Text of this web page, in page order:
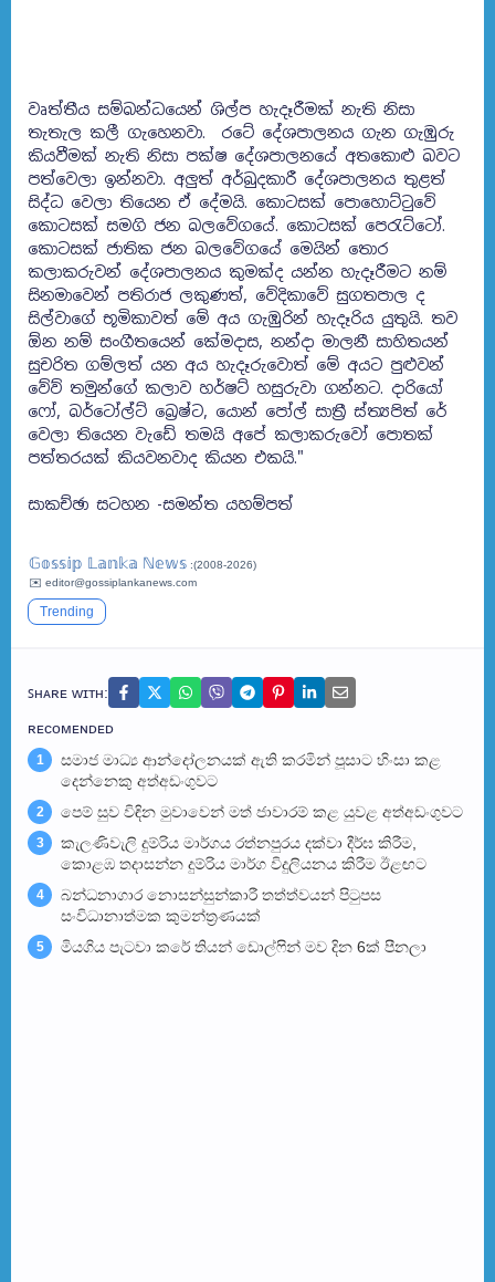
වෘත්තීය සම්බන්ධයෙන් ශිල්ප හැදෑරීමක් නැති නිසා
තැතැල කලී ගැහෙනවා. රටේ දේශපාලනය ගැන ගැඹුරු
කියවීමක් නැති නිසා පක්ෂ දේශපාලනයේ අතකොළු බවට
පත්වෙලා ඉන්නවා. අලුත් අර්බුදකාරී දේශපාලනය තුළත්
සිද්ධ වෙලා තියෙන ඒ දේමයි. කොටසක් පොහොට්ටුවේ
කොටසක් සමගි ජන බලවේගයේ. කොටසක් පෙරැට්ටෝ.
කොටසක් ජාතික ජන බලවේගයේ මෙයින් තොර
කලාකරුවන් දේශපාලනය කුමක්ද යන්න හැදෑරීමට නම්
සිනමාවෙන් පතිරාජ ලකුණත්, වේදිකාවේ සුගතපාල ද
සිල්වාගේ භූමිකාවත් මේ අය ගැඹුරින් හැදෑරිය යුතුයි. තව
ඕන නම් සංගීතයෙන් කේමදාස, නන්දා මාලනී සාහිතයන්
සුචරිත ගම්ලත් යන අය හැදෑරුවොත් මේ අයට පුළුවන්
වේව් තමුන්ගේ කලාව හර්ෂට් හසුරුවා ගන්නට. දාරියෝ
ෆෝ, බර්ටෝල්ට් බ්‍රෙෂ්ට, යොන් පෝල් සාත්‍රී ස්ත්‍යපිත් රේ
වෙලා තියෙන වැඩේ තමයි අපේ කලාකරුවෝ පොතක්
පත්තරයක් කියවනවාද කියන එකයි."
සාකච්ඡා සටහන -සමන්ත යහම්පත්
𝔾𝕠𝕤𝕤𝕚𝕡 𝕃𝕒𝕟𝕜𝕒 ℕ𝕖𝕨𝕤 :(2008-2026)
✉️ editor@gossiplankanews.com
Trending
ꜱʜᴀʀᴇ ᴡɪᴛʜ:
ʀᴇᴄᴏᴍᴇɴᴅᴇᴅ
1
සමාජ මාධ්‍ය ආන්දෝලනයක් ඇති කරමින් පූසාට හිංසා කළ
දෙන්නෙකු අත්අඩංගුවට
2 පෙම් සුව විඳින මුවාවෙන් මත් ජාවාරම් කළ යුවළ අත්අඩංගුවට
3
කැලණිවැලි දුම්රිය මාර්ගය රත්නපුරය දක්වා දීර්ඝ කිරීම,
කොළඹ තදාසන්න දුම්රිය මාර්ග විදුලියනය කිරීම ඊළඟ​ට
4
බන්ධනාගාර නොසන්සුන්කාරී තත්ත්වයන් පිටුපස
සංවිධානාත්මක කුමන්ත්‍රණයක්
5 මියගිය පැටවා කරේ තියන් ඩොල්ෆින් මව දින 6ක් පීනලා